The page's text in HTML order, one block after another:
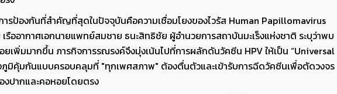
ารป้องกันที่สำคัญที่สุดในปัจจุบันคือความเชื่อมโยงของไวรัส Human Papillomavirus
รืออากาศเอกนายแพทย์สมชาย ธนะสิทธิชัย ผู้อำนวยการสถาบันมะเร็งแห่งชาติ ระบุว่าพบ
เพิ่มมากขึ้น ภารกิจการรณรงค์จึงมุ่งเน้นไปที่การผลักดันวัคซีน HPV ให้เป็น “Universal
ภูมิคุ้มกันแบบครอบคลุมที่ "ทุกเพศสภาพ" ต้องตื่นตัวและเข้ารับการฉีดวัคซีนเพื่อตัดวงจร
งปากและคอหอยโดยตรง